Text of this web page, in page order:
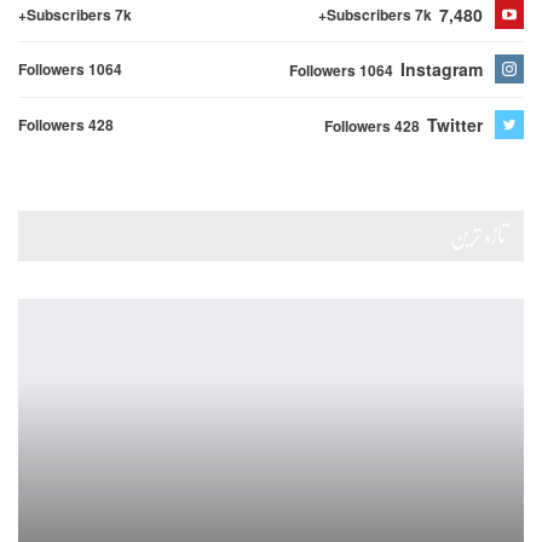
7,480
Subscribers 7k+
Subscribers 7k+
Instagram
Followers 1064
Followers 1064
Twitter
Followers 428
Followers 428